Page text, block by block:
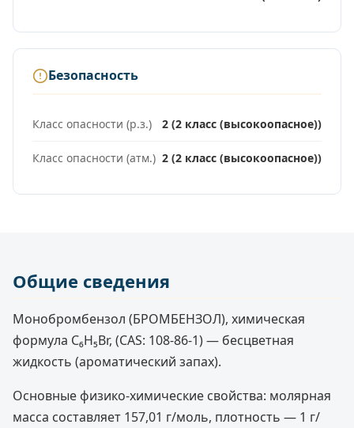
Безопасность
Класс опасности (р.з.) 2 (2 класс (высокоопасное))
Класс опасности (атм.) 2 (2 класс (высокоопасное))
Общие сведения
Монобромбензол (БРОМБЕНЗОЛ), химическая
формула C₆H₅Br, (CAS: 108-86-1) — бесцветная
жидкость (ароматический запах).
Основные физико-химические свойства: молярная
масса составляет 157,01 г/моль, плотность — 1 г/